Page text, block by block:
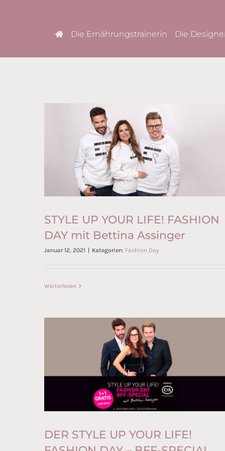
Die Ernährungstrainerin Die
STYLE UP YOUR LIFE!
FASHION DAY mit Bettina
STYLE UP YOUR LIFE! FASHION
DAY mit Bettina Assinger
Januar 12, 2021 Kategorien: Fashion Day
Weiterlesen
DER STYLE UP YOUR LIFE!
DER STYLE UP YOUR LIFE!